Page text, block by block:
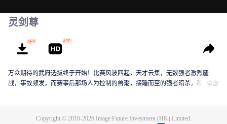
灵剑尊
万众期待的武府选拔终于开始！比赛风波四起，天才云集，无数强者激烈鏖
战，事故频发，而赛事后那场人为控制的兽潮，接踵而至的强者暗杀，都显示
全部
Copyright © 2016-2026Image Future Investment (HK) Limited.